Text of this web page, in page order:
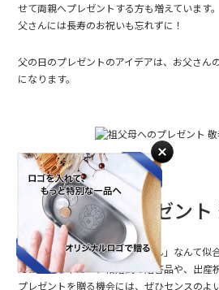
せて両親へプレゼント する方も増えています
父さんには長寿のお祝いも忘れずに！
父の日のプレゼントのアイデアは、 お父さん
になります。
祖父母へのプレゼン
「おじいちゃん」「おばあちゃん」なんて似
んおばあちゃんへ、結婚式の贈答品や、 出産
プレゼントを贈る機会には、ぜひセンスのよ